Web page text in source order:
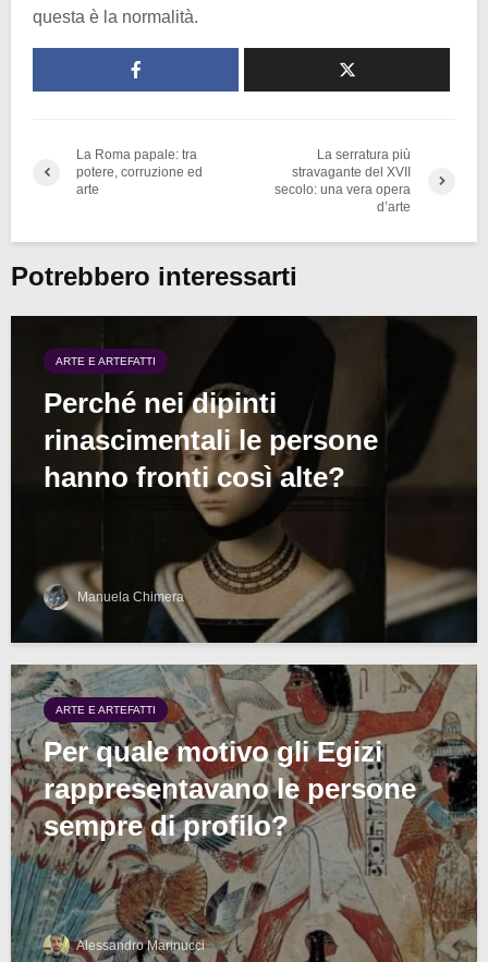
questa è la normalità.
La Roma papale: tra
potere, corruzione ed
arte
La serratura più
stravagante del XVII
secolo: una vera opera
d’arte
Potrebbero interessarti
ARTE E ARTEFATTI
Perché nei dipinti
rinascimentali le persone
hanno fronti così alte?
Manuela Chimera
ARTE E ARTEFATTI
Per quale motivo gli Egizi
rappresentavano le persone
sempre di profilo?
Alessandro Marinucci